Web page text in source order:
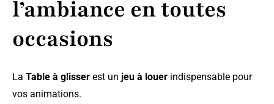
l’ambiance en toutes
occasions
La Table à glisser est un jeu à louer indispensable pour
vos animations.